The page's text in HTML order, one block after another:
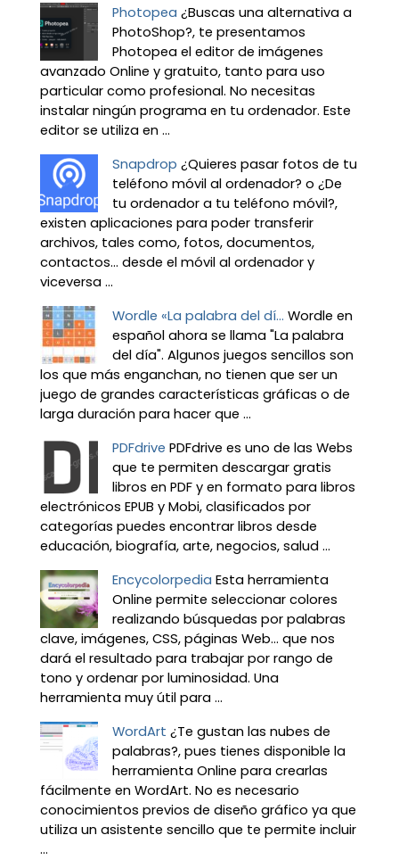
Photopea ¿Buscas una alternativa a
PhotoShop?, te presentamos
Photopea el editor de imágenes
avanzado Online y gratuito, tanto para uso
particular como profesional. No necesitas
instalar ningún programa en tu ordenador. Este
editor se utiliza en ...
Snapdrop ¿Quieres pasar fotos de tu
teléfono móvil al ordenador? o ¿De
tu ordenador a tu teléfono móvil?,
existen aplicaciones para poder transferir
archivos, tales como, fotos, documentos,
contactos… desde el móvil al ordenador y
viceversa ...
Wordle «La palabra del dí... Wordle en
español ahora se llama "La palabra
del día". Algunos juegos sencillos son
los que más enganchan, no tienen que ser un
juego de grandes características gráficas o de
larga duración para hacer que ...
PDFdrive PDFdrive es uno de las Webs
que te permiten descargar gratis
libros en PDF y en formato para libros
electrónicos EPUB y Mobi, clasificados por
categorías puedes encontrar libros desde
educación, biografía, arte, negocios, salud ...
Encycolorpedia Esta herramienta
Online permite seleccionar colores
realizando búsquedas por palabras
clave, imágenes, CSS, páginas Web... que nos
dará el resultado para trabajar por rango de
tono y ordenar por luminosidad. Una
herramienta muy útil para ...
WordArt ¿Te gustan las nubes de
palabras?, pues tienes disponible la
herramienta Online para crearlas
fácilmente en WordArt. No es necesario
conocimientos previos de diseño gráfico ya que
utiliza un asistente sencillo que te permite incluir
...